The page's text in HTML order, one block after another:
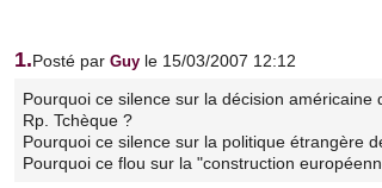
1.Posté par Guy le 15/03/2007 12:12
Pourquoi ce silence sur la décision
Rp. Tchèque ?
Pourquoi ce silence sur la politique étrangère
Pourquoi ce flou sur la "construction